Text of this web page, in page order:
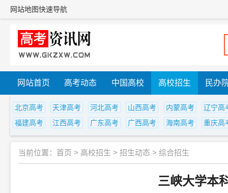
网站地图快速导航
网站首页 高考动态 中国高校 高校招生 民办
北京高考 天津高考 河北高考 山西高考 内蒙高考
辽宁高
福建高考
江西高考 广东高考 广西高考 海南高考 重庆高
当前位置： 首页 > 高校招生 > 招生动态 > 综合招生
三峡大学本